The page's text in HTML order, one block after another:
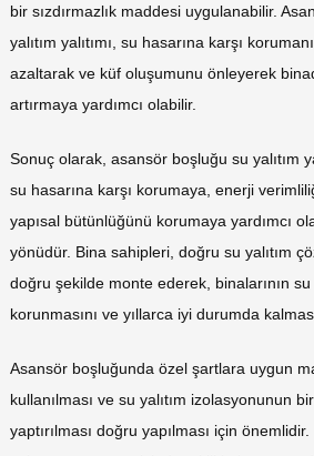
bir sızdırmazlık maddesi uygulanabilir.
yalıtım yalıtımı, su hasarına karşı
azaltarak ve küf oluşumunu önleyerek
artırmaya yardımcı olabilir.
Sonuç olarak, asansör boşluğu su yalıtım
su hasarına karşı korumaya, enerji
yapısal bütünlüğünü korumaya yardımcı
yönüdür. Bina sahipleri, doğru su yalıtım
doğru şekilde monte ederek, binalarının su
korunmasını ve yıllarca iyi durumda
Asansör boşluğunda özel şartlara uygun
kullanılması ve su yalıtım izolasyonunun
yaptırılması doğru yapılması için